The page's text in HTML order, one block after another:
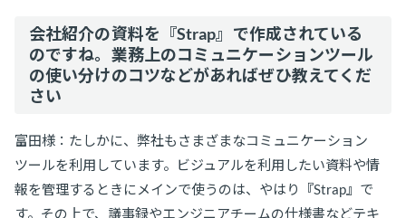
会社紹介の資料を『Strap』で作成されている
のですね。業務上のコミュニケーションツール
の使い分けのコツなどがあればぜひ教えてくだ
さい
富田様：たしかに、弊社もさまざまなコミュニケーション
ツールを利用しています。ビジュアルを利用したい資料や情
報を管理するときにメインで使うのは、やはり『Strap』で
す。その上で、議事録やエンジニアチームの仕様書などテキ